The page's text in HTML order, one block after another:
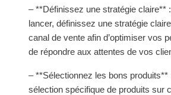
– **Définissez une stratégie claire**
lancer, définissez une stratégie
canal de vente afin d’optimiser vos
de répondre aux attentes de vos
– **Sélectionnez les bons produits**
sélection spécifique de produits sur